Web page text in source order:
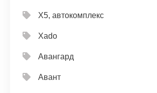
X5, автокомплекс
Xado
Авангард
Авант